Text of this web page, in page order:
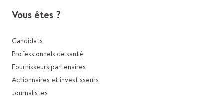
Vous êtes ?
Candidats
Professionnels de santé
Fournisseurs partenaires
Actionnaires et investisseurs
Journalistes